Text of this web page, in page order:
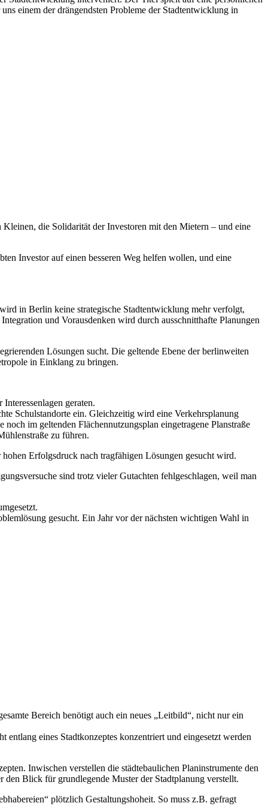
einem der drängendsten Probleme der Stadtentwicklung in
die Solidarität der Investoren mit den Mietern – und eine
Investor auf einen besseren Weg helfen wollen, und eine
in Berlin keine strategische Stadtentwicklung mehr verfolgt,
und Vorausdenken wird durch ausschnitthafte Planungen
Lösungen sucht. Die geltende Ebene der berlinweiten
in Einklang zu bringen.
geraten.
Schulstandorte ein. Gleichzeitig wird eine Verkehrsplanung
im geltenden Flächennutzungsplan eingetragene Planstraße
zu führen.
Erfolgsdruck nach tragfähigen Lösungen gesucht wird.
sind trotz vieler Gutachten fehlgeschlagen, weil man
gesucht. Ein Jahr vor der nächsten wichtigen Wahl in
Bereich benötigt auch ein neues „Leitbild“, nicht nur ein
eines Stadtkonzeptes konzentriert und eingesetzt werden
Inwischen verstellen die städtebaulichen Planinstrumente den
den Blick für grundlegende Muster der Stadtplanung verstellt.
plötzlich Gestaltungshoheit. So muss z.B. gefragt